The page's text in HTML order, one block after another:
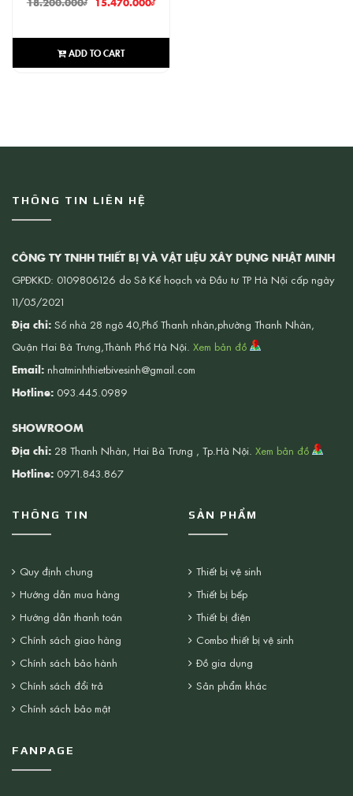
ADD TO CART
THÔNG TIN LIÊN HỆ
CÔNG TY TNHH THIẾT BỊ VÀ VẬT LIỆU XÂY DỰNG NHẬT MINH
GPĐKKD: 0109806126 do Sở Kế hoạch và Đầu tư TP Hà Nội cấp ngày
11/05/2021
Địa chỉ: Số nhà 28 ngõ 40,Phố Thanh nhàn,phường Thanh Nhàn,
Quận Hai Bà Trưng,Thành Phố Hà Nội. Xem bản đồ
Email: nhatminhthietbivesinh@gmail.com
Hotline: 093.445.0989
SHOWROOM
Địa chỉ: 28 Thanh Nhàn, Hai Bà Trưng , Tp.Hà Nội. Xem bản đồ
Hotline: 0971.843.867
THÔNG TIN
Quy định chung
Hướng dẫn mua hàng
Hướng dẫn thanh toán
Chính sách giao hàng
Chính sách bảo hành
Chính sách đổi trả
Chính sách bảo mật
SẢN PHẨM
Thiết bị vệ sinh
Thiết bị bếp
Thiết bị điện
Combo thiết bị vệ sinh
Đồ gia dụng
Sản phẩm khác
FANPAGE